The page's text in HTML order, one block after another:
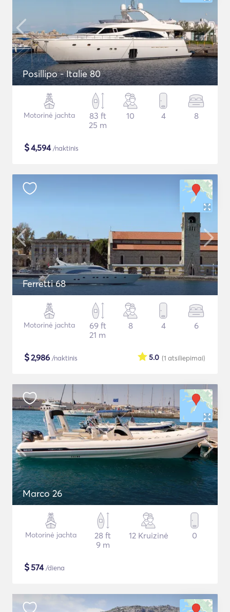
Posillipo - Italie 80
Motorinė jachta
83 ft
25 m
10 4 8
$4,594/naktinis
Ferretti 68
Motorinė jachta
69 ft
21 m
8 4 6
$2,986 /naktinis (1 atsiliepimai)
5.0
Marco 26
Motorinė jachta
28 ft
9 m
12 Kruizinė 0
$574/diena